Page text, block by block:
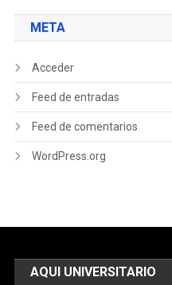
META
Acceder
Feed de entradas
Feed de comentarios
WordPress.org
AQUI UNIVERSITARIO